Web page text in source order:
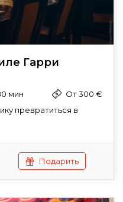
Гарри
мин
От 300 €
превратиться в
Подарить